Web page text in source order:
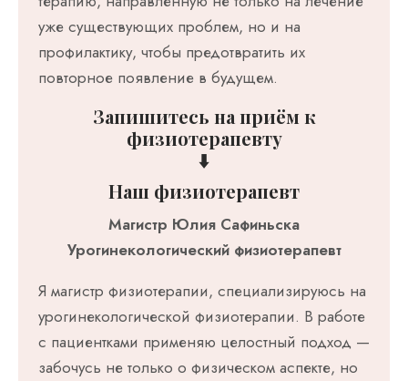
уже существующих проблем, но и на
профилактику, чтобы предотвратить их
повторное появление в будущем.
Запишитесь на приём к
физиотерапевту
⬇️
Наш физиотерапевт
Магистр Юлия Сафиньска
Урогинекологический физиотерапевт
Я магистр физиотерапии, специализируюсь на
урогинекологической физиотерапии. В работе
с пациентками применяю целостный подход —
забочусь не только о физическом аспекте, но